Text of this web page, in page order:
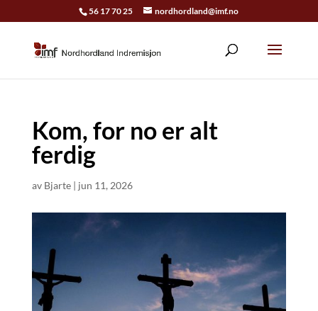
56 17 70 25 nordhordland@imf.no
Kom, for no er alt
ferdig
av Bjarte| jun 11, 2026